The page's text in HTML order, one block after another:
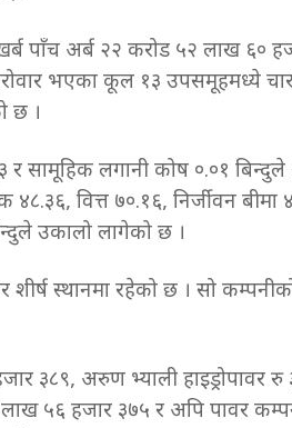
पाँच अर्ब २२ करोड ५२ लाख ६०
भएका कूल १३ उपसमूहमध्ये
छ ।
सामूहिक लगानी कोष ०.०१ बिन्दुले
वित्त ७०.१६, निर्जीवन
उकालो लागेको छ ।
शीर्ष स्थानमा रहेको छ । सो
३८९, अरुण भ्याली हाइड्रोपावर
लाख ५६ हजार ३७५ र अपि पावर